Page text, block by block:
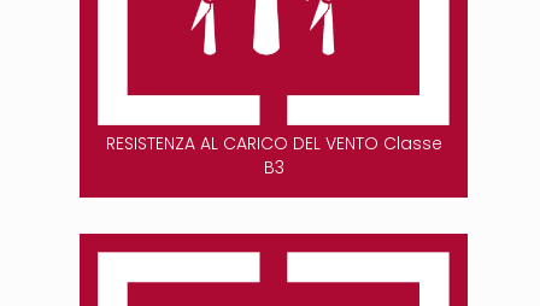
RESISTENZA AL CARICO DEL VENTO Classe
B3